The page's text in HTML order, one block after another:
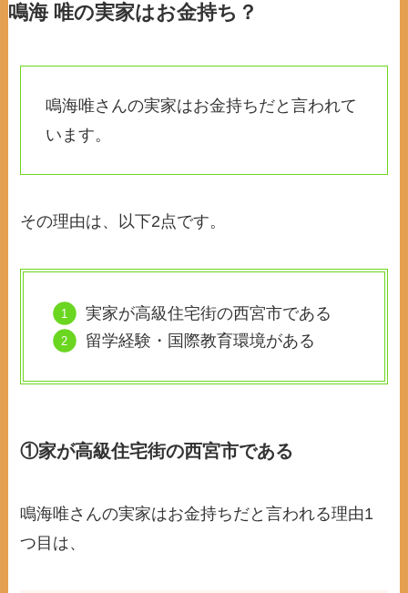
鳴海 唯の実家はお金持ち？
鳴海唯さんの実家はお金持ちだと言われて
います。
その理由は、以下2点です。
実家が高級住宅街の西宮市である
留学経験・国際教育環境がある
①家が高級住宅街の西宮市である
鳴海唯さんの実家はお金持ちだと言われる理由1
つ目は、